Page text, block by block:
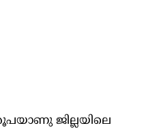
ജില്ലയിലെ